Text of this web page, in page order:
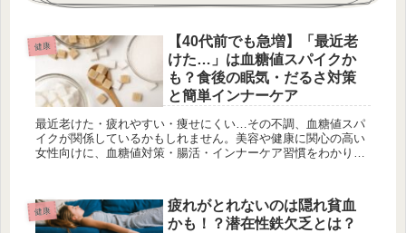
健康
【40代前でも急増】「最近老
けた…」は血糖値スパイクか
も？食後の眠気・だるさ対策
と簡単インナーケア
最近老けた・疲れやすい・痩せにくい…その不調、血糖値スパ
イクが関係しているかもしれません。美容や健康に関心の高い
女性向けに、血糖値対策・腸活・インナーケア習慣をわかりや
健康
疲れがとれないのは隠れ貧血
かも！？潜在性鉄欠乏とは？